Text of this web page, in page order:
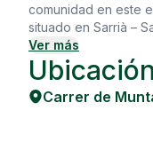
comunidad en este
situado en Sarrià –
elegantes de la
luminosos y
España es ideal
de máster y
Ver más
Ubicación
Carrer de